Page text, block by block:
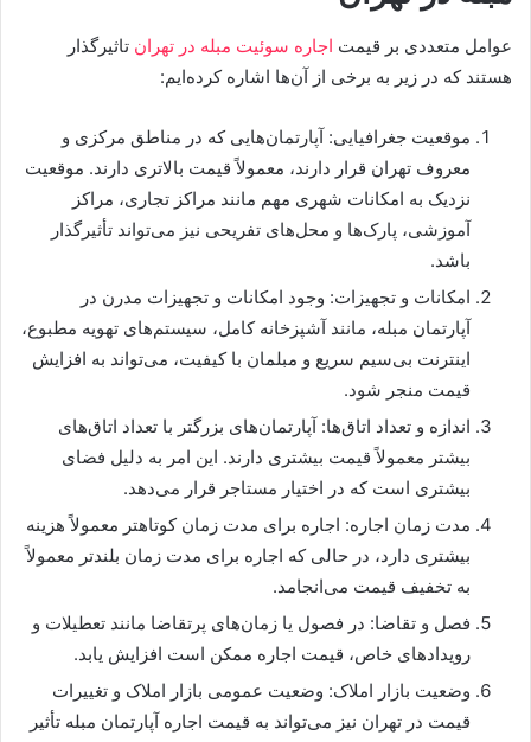
عوامل متعددی بر قیمت اجاره سوئیت مبله در تهران تاثیرگذار
هستند که در زیر به برخی از آن‌ها اشاره کرده‌ایم:
موقعیت جغرافیایی: آپارتمان‌هایی که در مناطق مرکزی و
معروف تهران قرار دارند، معمولاً قیمت بالاتری دارند. موقعیت
نزدیک به امکانات شهری مهم مانند مراکز تجاری، مراکز
آموزشی، پارک‌ها و محل‌های تفریحی نیز می‌تواند تأثیرگذار
باشد.
امکانات و تجهیزات: وجود امکانات و تجهیزات مدرن در
آپارتمان مبله، مانند آشپزخانه کامل، سیستم‌های تهویه مطبوع،
اینترنت بی‌سیم سریع و مبلمان با کیفیت، می‌تواند به افزایش
قیمت منجر شود.
اندازه و تعداد اتاق‌ها: آپارتمان‌های بزرگتر با تعداد اتاق‌های
بیشتر معمولاً قیمت بیشتری دارند. این امر به دلیل فضای
بیشتری است که در اختیار مستاجر قرار می‌دهد.
مدت زمان اجاره: اجاره برای مدت زمان کوتاهتر معمولاً هزینه
بیشتری دارد، در حالی که اجاره برای مدت زمان بلندتر معمولاً
به تخفیف قیمت می‌انجامد.
فصل و تقاضا: در فصول یا زمان‌های پرتقاضا مانند تعطیلات و
رویدادهای خاص، قیمت اجاره ممکن است افزایش یابد.
وضعیت بازار املاک: وضعیت عمومی بازار املاک و تغییرات
قیمت در تهران نیز می‌تواند به قیمت اجاره آپارتمان مبله تأثیر